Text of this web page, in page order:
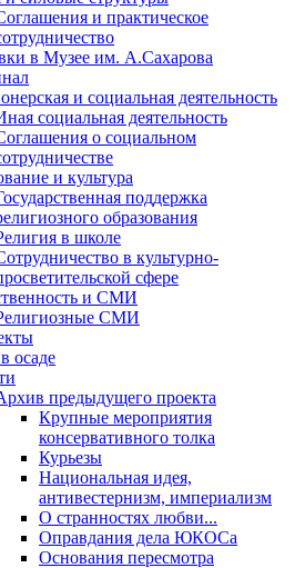
и практическое
в Музее им. А.Сахарова
и социальная деятельность
социальная деятельность
о социальном
и культура
поддержка
образования
в школе
в культурно-
сфере
и СМИ
СМИ
осаде
предыдущего проекта
Крупные мероприятия
консервативного толка
Курьезы
Национальная идея,
антивестернизм, империализм
О странностях любви...
Оправдания дела ЮКОСа
Основания пересмотра